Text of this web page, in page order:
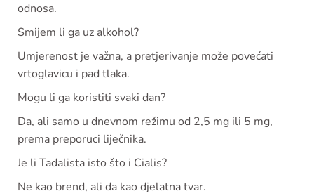
odnosa.
Smijem li ga uz alkohol?
Umjerenost je važna, a pretjerivanje može povećati
vrtoglavicu i pad tlaka.
Mogu li ga koristiti svaki dan?
Da, ali samo u dnevnom režimu od 2,5 mg ili 5 mg,
prema preporuci liječnika.
Je li Tadalista isto što i Cialis?
Ne kao brend, ali da kao djelatna tvar.